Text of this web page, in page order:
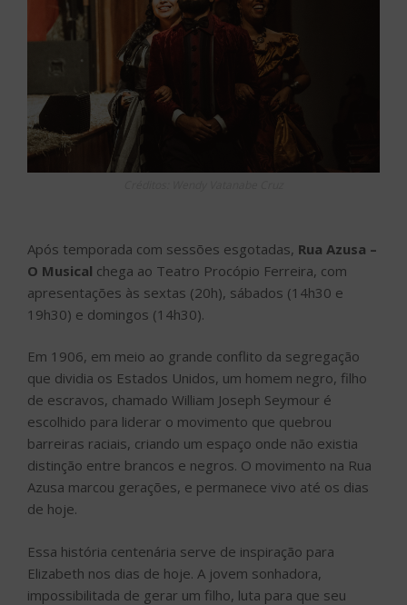
Após temporada com sessões esgotadas, Rua Azusa –
O Musical chega ao Teatro Procópio Ferreira, com
apresentações às sextas (20h), sábados (14h30 e
19h30) e domingos (14h30).
Em 1906, em meio ao grande conflito da segregação
que dividia os Estados Unidos, um homem negro, filho
de escravos, chamado William Joseph Seymour é
escolhido para liderar o movimento que quebrou
barreiras raciais, criando um espaço onde não existia
distinção entre brancos e negros. O movimento na Rua
Azusa marcou gerações, e permanece vivo até os dias
de hoje.
Essa história centenária serve de inspiração para
Elizabeth nos dias de hoje. A jovem sonhadora,
impossibilitada de gerar um filho, luta para que seu